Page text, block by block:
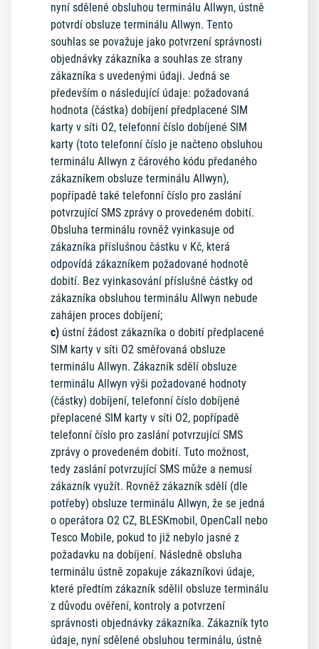
nyní sdělené obsluhou terminálu Allwyn, ústně
potvrdí obsluze terminálu Allwyn. Tento
souhlas se považuje jako potvrzení správnosti
objednávky zákazníka a souhlas ze strany
zákazníka s uvedenými údaji. Jedná se
především o následující údaje: požadovaná
hodnota (částka) dobíjení předplacené SIM
karty v síti O2, telefonní číslo dobíjené SIM
karty (toto telefonní číslo je načteno obsluhou
terminálu Allwyn z čárového kódu předaného
zákazníkem obsluze terminálu Allwyn),
popřípadě také telefonní číslo pro zaslání
potvrzující SMS zprávy o provedeném dobití.
Obsluha terminálu rovněž vyinkasuje od
zákazníka příslušnou částku v Kč, která
odpovídá zákazníkem požadované hodnotě
dobití. Bez vyinkasování příslušné částky od
zákazníka obsluhou terminálu Allwyn nebude
zahájen proces dobíjení;
c) ústní žádost zákazníka o dobití předplacené
SIM karty v síti O2 směřovaná obsluze
terminálu Allwyn. Zákazník sdělí obsluze
terminálu Allwyn výši požadované hodnoty
(částky) dobíjení, telefonní číslo dobíjené
přeplacené SIM karty v síti O2, popřípadě
telefonní číslo pro zaslání potvrzující SMS
zprávy o provedeném dobití. Tuto možnost,
tedy zaslání potvrzující SMS může a nemusí
zákazník využít. Rovněž zákazník sdělí (dle
potřeby) obsluze terminálu Allwyn, že se jedná
o operátora O2 CZ, BLESKmobil, OpenCall nebo
Tesco Mobile, pokud to již nebylo jasné z
požadavku na dobíjení. Následně obsluha
terminálu ústně zopakuje zákazníkovi údaje,
které předtím zákazník sdělil obsluze terminálu
z důvodu ověření, kontroly a potvrzení
správnosti objednávky zákazníka. Zákazník tyto
údaje, nyní sdělené obsluhou terminálu, ústně